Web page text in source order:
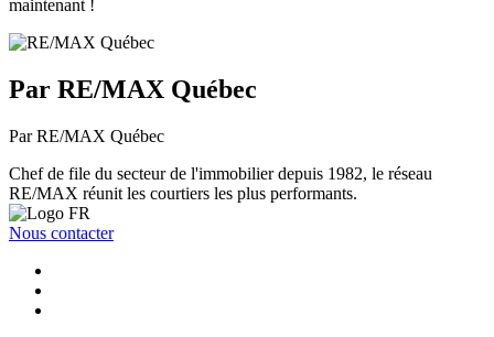
maintenant !
Par RE/MAX Québec
Par RE/MAX Québec
Chef de file du secteur de l'immobilier depuis 1982, le réseau
RE/MAX réunit les courtiers les plus performants.
Nous contacter